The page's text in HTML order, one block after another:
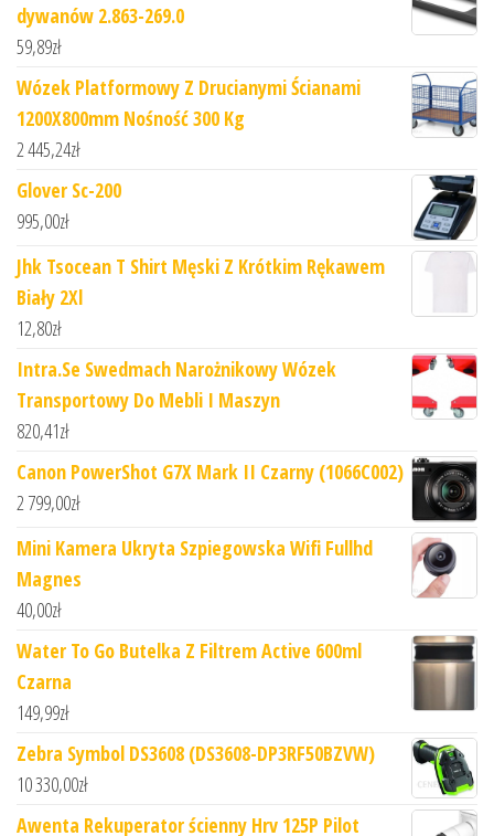
dywanów 2.863-269.0
59,89zł
Wózek Platformowy Z Drucianymi Ścianami
1200X800mm Nośność 300 Kg
2 445,24zł
Glover Sc-200
995,00zł
Jhk Tsocean T Shirt Męski Z Krótkim Rękawem
Biały 2Xl
12,80zł
Intra.Se Swedmach Narożnikowy Wózek
Transportowy Do Mebli I Maszyn
820,41zł
Canon PowerShot G7X Mark II Czarny (1066C002)
2 799,00zł
Mini Kamera Ukryta Szpiegowska Wifi Fullhd
Magnes
40,00zł
Water To Go Butelka Z Filtrem Active 600ml
Czarna
149,99zł
Zebra Symbol DS3608 (DS3608-DP3RF50BZVW)
10 330,00zł
Awenta Rekuperator ścienny Hrv 125P Pilot